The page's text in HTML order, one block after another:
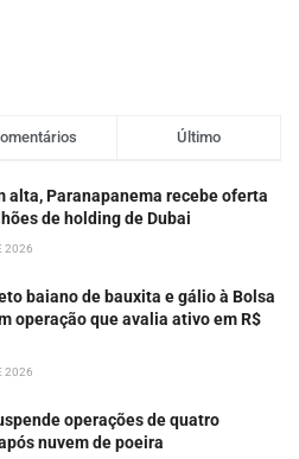
Último
alta, Paranapanema recebe oferta
de holding de Dubai
2026
baiano de bauxita e gálio à Bolsa
operação que avalia ativo em R$
2026
operações de quatro
nuvem de poeira